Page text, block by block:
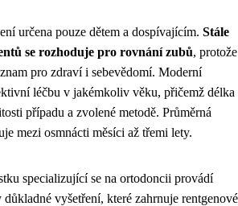
určena pouze dětem a dospívajícím. Stále
se rozhoduje pro rovnání zubů, protože
pro zdraví i sebevědomí. Moderní
léčbu v jakémkoliv věku, přičemž délka
případu a zvolené metodě. Průměrná
mezi osmnácti měsíci až třemi lety.
specializující se na ortodoncii provádí
vyšetření, které zahrnuje rentgenové